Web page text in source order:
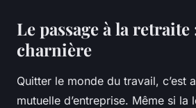
Le passage à la
charnière
Quitter le monde du travail, c’est
mutuelle d’entreprise. Même si la